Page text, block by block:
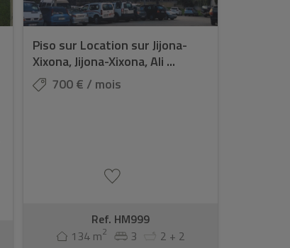
Piso sur Location sur Jijona-
Xixona, Jijona-Xixona, Ali ...
700 € / mois
Ref. HM999
134 m2 3 2 + 2